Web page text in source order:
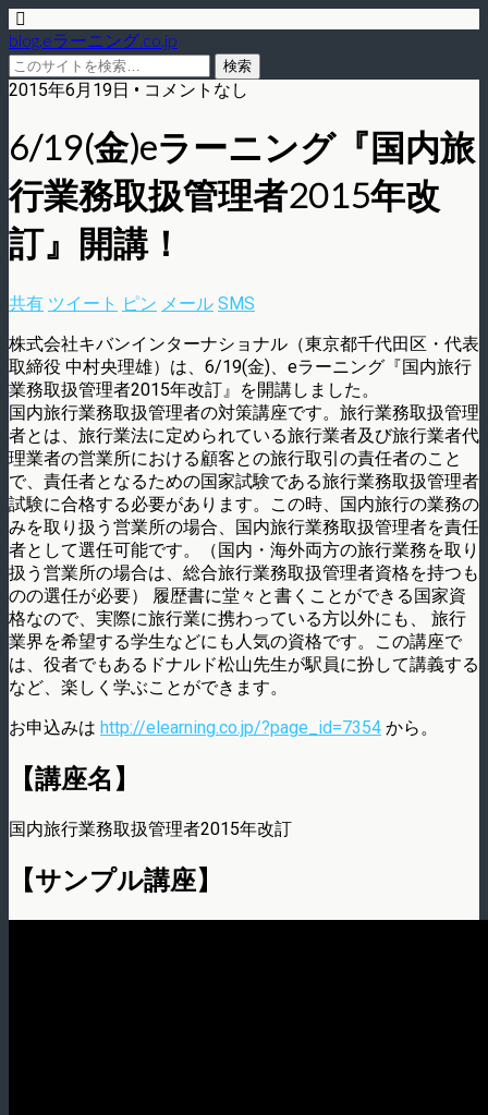
blog.eラーニング.co.jp
2015年6月19日 • コメントなし
6/19(金)eラーニング『国内旅
行業務取扱管理者2015年改
訂』開講！
共有 ツイート ピン メール SMS
株式会社キバンインターナショナル（東京都千代田区・代表
取締役 中村央理雄）は、6/19(金)、eラーニング『国内旅行
業務取扱管理者2015年改訂』を開講しました。
国内旅行業務取扱管理者の対策講座です。旅行業務取扱管理
者とは、旅行業法に定められている旅行業者及び旅行業者代
理業者の営業所における顧客との旅行取引の責任者のこと
で、責任者となるための国家試験である旅行業務取扱管理者
試験に合格する必要があります。この時、国内旅行の業務の
みを取り扱う営業所の場合、国内旅行業務取扱管理者を責任
者として選任可能です。（国内・海外両方の旅行業務を取り
扱う営業所の場合は、総合旅行業務取扱管理者資格を持つも
のの選任が必要） 履歴書に堂々と書くことができる国家資
格なので、実際に旅行業に携わっている方以外にも、 旅行
業界を希望する学生などにも人気の資格です。この講座で
は、役者でもあるドナルド松山先生が駅員に扮して講義する
など、楽しく学ぶことができます。
お申込みは http://elearning.co.jp/?page_id=7354 から。
【講座名】
国内旅行業務取扱管理者2015年改訂
【サンプル講座】